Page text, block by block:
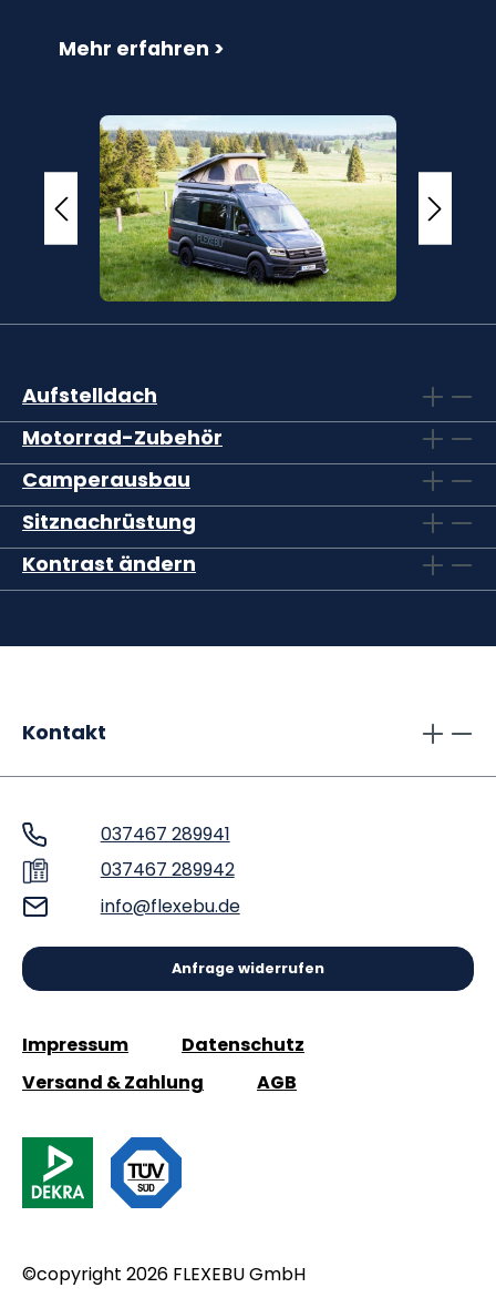
Mehr erfahren >
Bildergalerie überspringen
Aufstelldach
Motorrad-Zubehör
Camperausbau
Sitznachrüstung
Kontrast ändern
Kontakt
037467 289941
037467 289942
info@flexebu.de
Anfrage widerrufen
Impressum
Datenschutz
Versand & Zahlung
AGB
©copyright 2026 FLEXEBU GmbH